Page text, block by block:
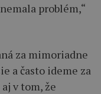
problém,“
za mimoriadne
a často ideme za
v tom, že